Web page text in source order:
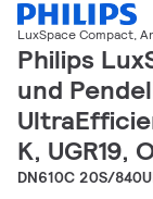
LuxSpace Compact,
Philips
und
K, UGR19,
DN610C 20S/